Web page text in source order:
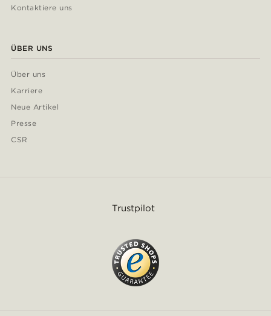
Kontaktiere uns
ÜBER UNS
Über uns
Karriere
Neue Artikel
Presse
CSR
Trustpilot